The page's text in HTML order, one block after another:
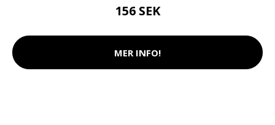
156 SEK
MER INFO!